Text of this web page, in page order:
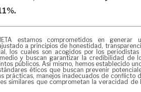
estamos comprometidos en generar
a principios de honestidad,
los cuales son acogidos por los periodistas
y buscan garantizar la credibilidad de
públicos. Así mismo, hemos establecido
éticos que buscan prevenir
prácticas, manejos inadecuados de conflicto
similares que comprometan la veracidad de